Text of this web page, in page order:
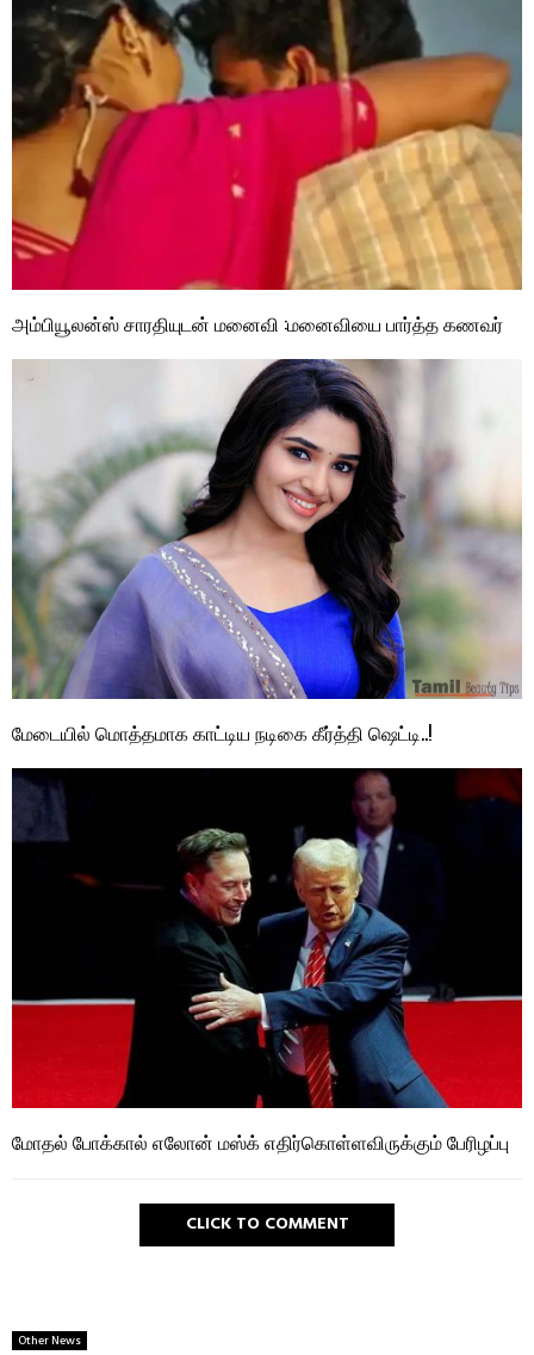
அம்பியூலன்ஸ் சாரதியுடன் மனைவி :மனைவியை பார்த்த கணவர்
மேடையில் மொத்தமாக காட்டிய நடிகை கீர்த்தி ஷெட்டி..!
மோதல் போக்கால் எலோன் மஸ்க் எதிர்கொள்ளவிருக்கும் பேரிழப்பு
CLICK TO COMMENT
Other News